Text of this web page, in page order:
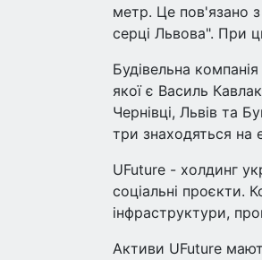
метр. Це пов'язано
серці Львова". При
Будівельна
якої є Василь
Чернівці, Львів та
три знаходяться на
UFuture - холдинг
соціальні проєкти.
інфраструктури,
Активи UFuture